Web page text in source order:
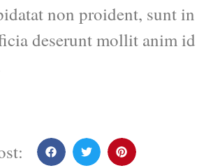
non proident, sunt in
deserunt mollit anim id